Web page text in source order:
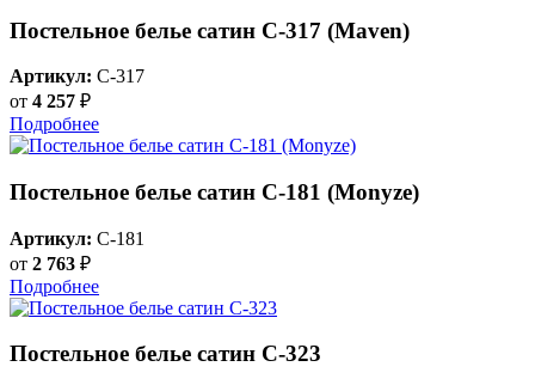
Постельное белье сатин С-317 (Maven)
Артикул: C-317
от 4 257 ₽
Подробнее
Постельное белье сатин С-181 (Monyze)
Артикул: C-181
от 2 763 ₽
Подробнее
Постельное белье сатин С-323